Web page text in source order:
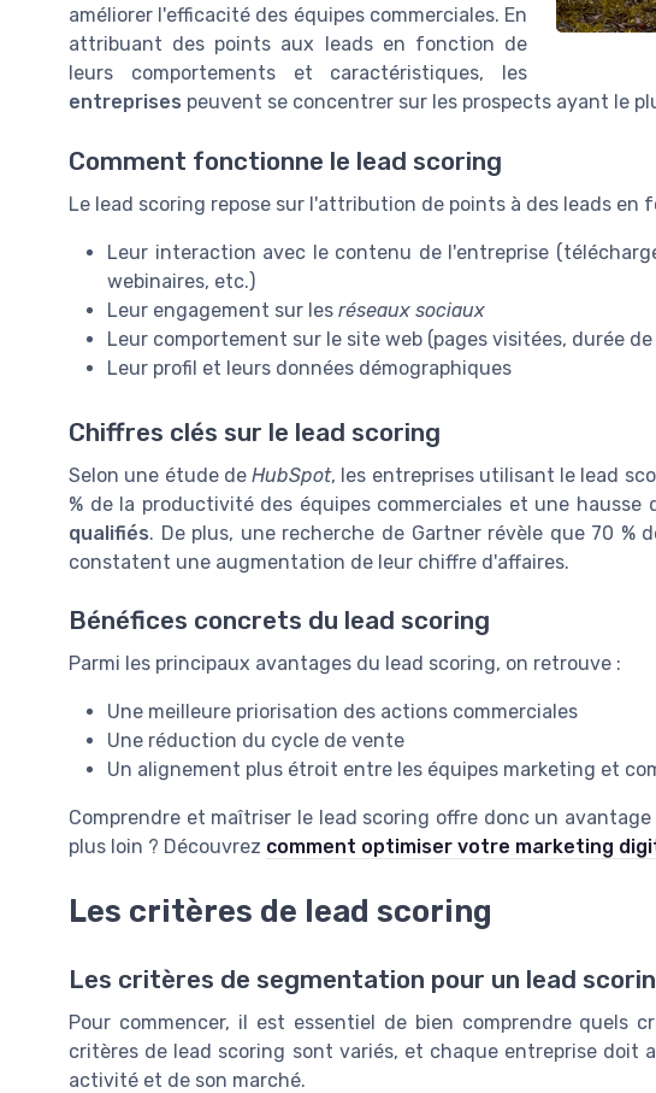
améliorer l'efficacité des équipes commerciales. En
attribuant des points aux leads en fonction de
leurs comportements et caractéristiques, les
entreprises peuvent se concentrer sur les prospects ayant le
Comment fonctionne le lead scoring
Le lead scoring repose sur l'attribution de points à des leads en
Leur interaction avec le contenu de l'entreprise
webinaires, etc.)
Leur engagement sur les réseaux sociaux
Leur comportement sur le site web (pages visitées, durée
Leur profil et leurs données démographiques
Chiffres clés sur le lead scoring
Selon une étude deHubSpot, les entreprises utilisant le lead
% de la productivité des équipes commerciales et une hausse
qualifiés. De plus, une recherche de Gartner révèle que 70 %
constatent une augmentation de leur chiffre d'affaires.
Bénéfices concrets du lead scoring
Parmi les principaux avantages du lead scoring, on retrouve :
Une meilleure priorisation des actions commerciales
Une réduction du cycle de vente
Un alignement plus étroit entre les équipes marketing et
Comprendre et maîtriser le lead scoring offre donc un
plus loin ? Découvrez comment optimiser votre marketing
Les critères de lead scoring
Les critères de segmentation pour un lead
Pour commencer, il est essentiel de bien comprendre quels
critères de lead scoring sont variés, et chaque entreprise doit
activité et de son marché.